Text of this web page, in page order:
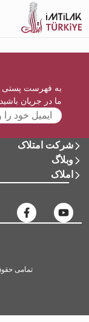
به فهرست پستی ما
ما در جریان باشید
شرکت امتلاک
وبلاگ
املاک
تمامی حقوق